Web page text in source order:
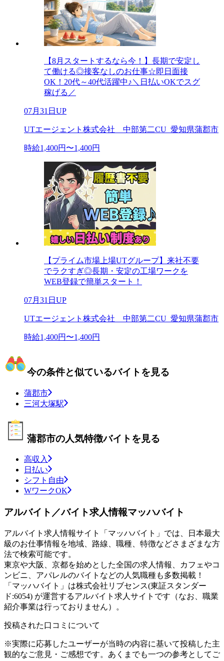
【8月スタートするなら今！】長期で安定し
て働ける◎接客なしのお仕事☆即日面接
OK！20代～40代活躍中♪＼日払いOKでスグ
稼げる／
07月31日UP
UTエージェント株式会社 中部第二CU_愛知県蒲郡市
時給1,400円〜1,400円
【プライム市場上場UTグループ】来社不要
でラクすぎ◎長期・安定の工場ワークを
WEB登録で簡単スタート！
07月31日UP
UTエージェント株式会社 中部第二CU_愛知県蒲郡市
時給1,400円〜1,400円
今の条件と似ているバイトを見る
蒲郡市
三河大塚駅
蒲郡市の人気特徴バイトを見る
高収入
日払い
シフト自由
WワークOK
アルバイト／バイト求人情報マッハバイト
アルバイト求人情報サイト「マッハバイト」では、日本最大
級のお仕事情報を地域、路線、職種、特徴などさまざまな方
法で検索可能です。
東京や大阪、京都を始めとした全国の求人情報、カフェやコ
ンビニ、アパレルのバイトなどの人気職種も多数掲載！
「マッハバイト」は株式会社リブセンス(東証スタンダー
ド:6054) が運営するアルバイト求人サイトです（なお、職業
紹介事業は行っておりません）。
投稿された口コミについて
※実際に応募したユーザーが当時の内容に基いて投稿した主
観的なご意見・ご感想です。あくまでも一つの参考としてご